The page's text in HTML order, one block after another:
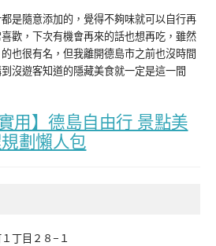
是隨意添加的，覺得不夠味就可以自行再
歡，下次有機會再來的話也想再吃，雖然
也很有名，但我離開德島市之前也沒時間
沒遊客知道的隱藏美食就一定是這一間
實用】德島自由行 景點美
劃懶人包
丁目２８−１